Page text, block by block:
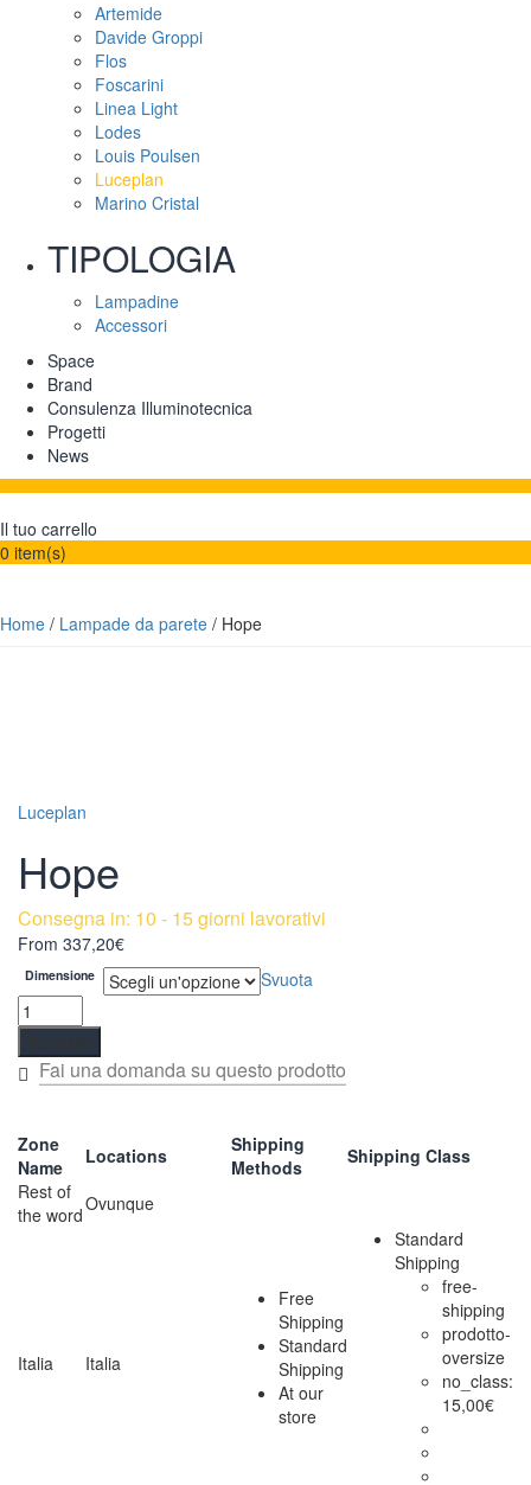
Artemide
Davide Groppi
Flos
Foscarini
Linea Light
Lodes
Louis Poulsen
Luceplan
Marino Cristal
TIPOLOGIA
Lampadine
Accessori
Space
Brand
Consulenza Illuminotecnica
Progetti
News
Il tuo carrello
0 item(s)
Home / Lampade da parete / Hope
Luceplan
Hope
Consegna in: 10 - 15 giorni lavorativi
From 337,20€
Dimensione Svuota
Zone
Name
Locations
Shipping
Methods
Shipping Class
Rest of
the wordOvunque
Italia Italia
Free
Shipping
Standard
Shipping
At our
store
Standard
Shipping
free-
shipping
prodotto-
oversize
no_class:
15,00€